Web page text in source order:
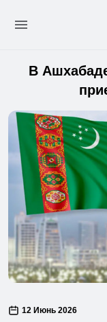
В
12 Июнь 2026